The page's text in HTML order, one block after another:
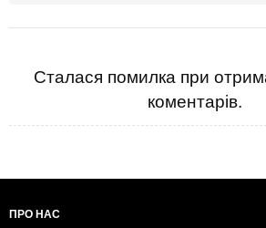
Сталася помилка при
коментарів.
ПРО НАС